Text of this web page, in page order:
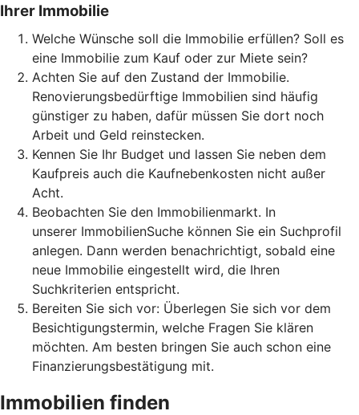
Ihrer Immobilie
Welche Wünsche soll die Immobilie erfüllen? Soll es
eine Immobilie zum Kauf oder zur Miete sein?
Achten Sie auf den Zustand der Immobilie.
Renovierungsbedürftige Immobilien sind häufig
günstiger zu haben, dafür müssen Sie dort noch
Arbeit und Geld reinstecken.
Kennen Sie Ihr Budget und lassen Sie neben dem
Kaufpreis auch die Kaufnebenkosten nicht außer
Acht.
Beobachten Sie den Immobilienmarkt. In
unserer ImmobilienSuche können Sie ein Suchprofil
anlegen. Dann werden benachrichtigt, sobald eine
neue Immobilie eingestellt wird, die Ihren
Suchkriterien entspricht.
Bereiten Sie sich vor: Überlegen Sie sich vor dem
Besichtigungstermin, welche Fragen Sie klären
möchten. Am besten bringen Sie auch schon eine
Finanzierungsbestätigung mit.
Immobilien finden